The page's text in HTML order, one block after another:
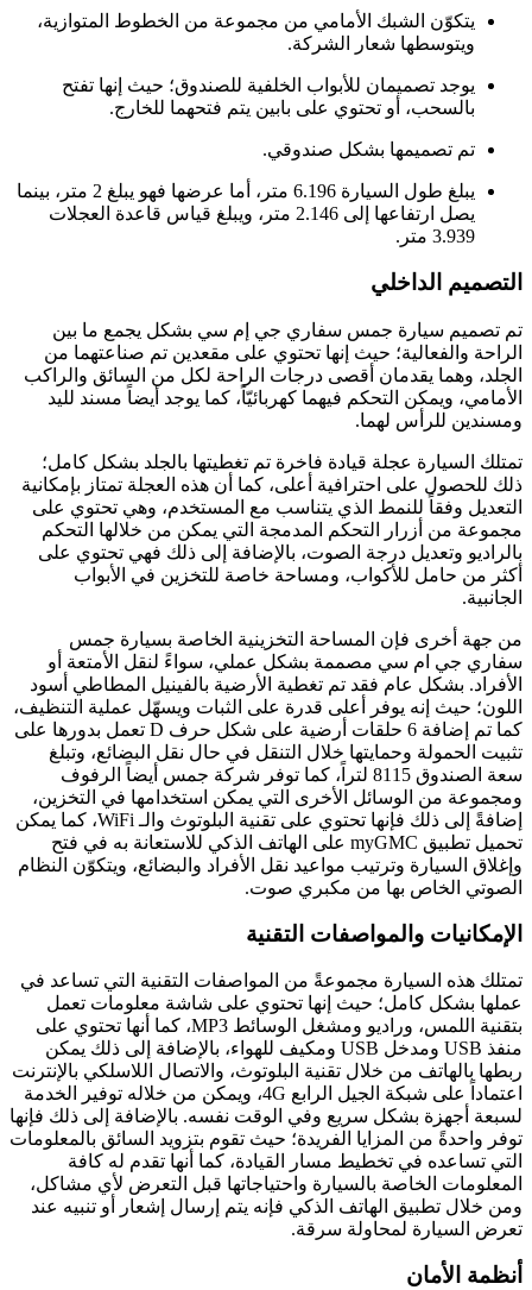
يتكوّن الشبك الأمامي من مجموعة من الخطوط المتوازية،
ويتوسطها شعار الشركة.
يوجد تصميمان للأبواب الخلفية للصندوق؛ حيث إنها تفتح
بالسحب، أو تحتوي على بابين يتم فتحهما للخارج.
تم تصميمها بشكل صندوقي.
يبلغ طول السيارة 6.196 متر، أما عرضها فهو يبلغ 2 متر، بينما
يصل ارتفاعها إلى 2.146 متر، ويبلغ قياس قاعدة العجلات
3.939 متر.
التصميم الداخلي
تم تصميم سيارة جمس سفاري جي إم سي بشكل يجمع ما بين
الراحة والفعالية؛ حيث إنها تحتوي على مقعدين تم صناعتهما من
الجلد، وهما يقدمان أقصى درجات الراحة لكل من السائق والراكب
الأمامي، ويمكن التحكم فيهما كهربائيّاً، كما يوجد أيضاً مسند لليد
ومسندين للرأس لهما.
تمتلك السيارة عجلة قيادة فاخرة تم تغطيتها بالجلد بشكل كامل؛
ذلك للحصول على احترافية أعلى، كما أن هذه العجلة تمتاز بإمكانية
التعديل وفقاً للنمط الذي يتناسب مع المستخدم، وهي تحتوي على
مجموعة من أزرار التحكم المدمجة التي يمكن من خلالها التحكم
بالراديو وتعديل درجة الصوت، بالإضافة إلى ذلك فهي تحتوي على
أكثر من حامل للأكواب، ومساحة خاصة للتخزين في الأبواب
الجانبية.
من جهة أخرى فإن المساحة التخزينية الخاصة بسيارة جمس
سفاري جي ام سي مصممة بشكل عملي، سواءً لنقل الأمتعة أو
الأفراد. بشكل عام فقد تم تغطية الأرضية بالفينيل المطاطي أسود
اللون؛ حيث إنه يوفر أعلى قدرة على الثبات ويسهّل عملية التنظيف،
كما تم إضافة 6 حلقات أرضية على شكل حرف D تعمل بدورها على
تثبيت الحمولة وحمايتها خلال التنقل في حال نقل البضائع، وتبلغ
سعة الصندوق 8115 لتراً، كما توفر شركة جمس أيضاً الرفوف
ومجموعة من الوسائل الأخرى التي يمكن استخدامها في التخزين،
إضافةً إلى ذلك فإنها تحتوي على تقنية البلوتوث والـ WiFi، كما يمكن
تحميل تطبيق myGMC على الهاتف الذكي للاستعانة به في فتح
وإغلاق السيارة وترتيب مواعيد نقل الأفراد والبضائع، ويتكوّن النظام
الصوتي الخاص بها من مكبري صوت.
الإمكانيات والمواصفات التقنية
تمتلك هذه السيارة مجموعةً من المواصفات التقنية التي تساعد في
عملها بشكل كامل؛ حيث إنها تحتوي على شاشة معلومات تعمل
بتقنية اللمس، وراديو ومشغل الوسائط MP3، كما أنها تحتوي على
منفذ USB ومدخل USB ومكيف للهواء، بالإضافة إلى ذلك يمكن
ربطها بالهاتف من خلال تقنية البلوتوث، والاتصال اللاسلكي بالإنترنت
اعتماداً على شبكة الجيل الرابع 4G، ويمكن من خلاله توفير الخدمة
لسبعة أجهزة بشكل سريع وفي الوقت نفسه. بالإضافة إلى ذلك فإنها
توفر واحدةً من المزايا الفريدة؛ حيث تقوم بتزويد السائق بالمعلومات
التي تساعده في تخطيط مسار القيادة، كما أنها تقدم له كافة
المعلومات الخاصة بالسيارة واحتياجاتها قبل التعرض لأي مشاكل،
ومن خلال تطبيق الهاتف الذكي فإنه يتم إرسال إشعار أو تنبيه عند
تعرض السيارة لمحاولة سرقة.
أنظمة الأمان